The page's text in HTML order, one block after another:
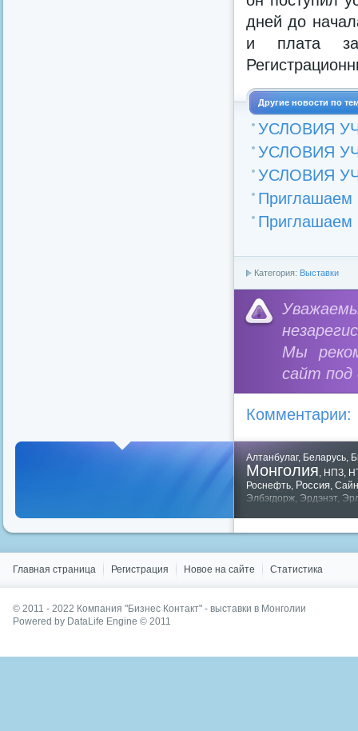
дней до
и плата за
Другие новости по
УСЛОВИЯ
УСЛОВИЯ
УСЛОВИЯ
Приглашаем
Приглашаем
Категория: Выставки
Мы
сайт под
Комментарии:
Алтанбулаг, Беларусь,
Монголия, НПЗ,
Роснефть, Россия,
Элбэгдорж, Эрдэнэт,
Главная страница Регистрация Новое на сайте Статистика
© 2011 - 2022 Компания "Бизнес Контакт" - выставки в Монголии
Powered by DataLife Engine © 2011